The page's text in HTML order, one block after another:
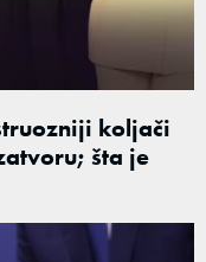
koljači
šta je